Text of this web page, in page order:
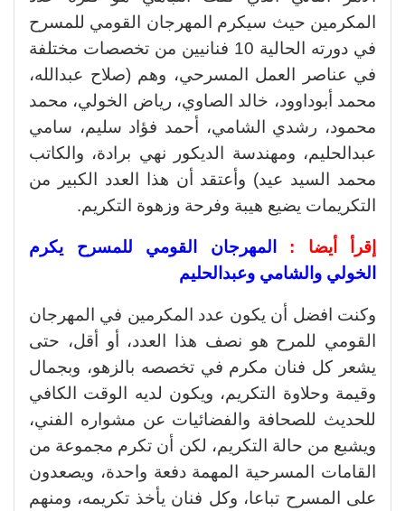
المكرمين حيث سيكرم المهرجان القومي للمسرح
في دورته الحالية 10 فنانيين من تخصصات مختلفة
في عناصر العمل المسرحي، وهم (صلاح عبدالله،
محمد أبوداوود، خالد الصاوي، رياض الخولي، محمد
محمود، رشدي الشامي، أحمد فؤاد سليم، سامي
عبدالحليم، ومهندسة الديكور نهي برادة، والكاتب
محمد السيد عيد) وأعتقد أن هذا العدد الكبير من
التكريمات يضيع هيبة وفرحة وزهوة التكريم.
إقرأ أيضا :
المهرجان القومي للمسرح يكرم
الخولي والشامي وعبدالحليم
وكنت افضل أن يكون عدد المكرمين في المهرجان
القومي للمرح هو نصف هذا العدد، أو أقل، حتى
يشعر كل فنان مكرم في تخصصه بالزهو، وبجمال
وقيمة وحلاوة التكريم، ويكون لديه الوقت الكافي
للحديث للصحافة والفضائيات عن مشواره الفني،
ويشبع من حالة التكريم، لكن أن تكرم مجموعة من
القامات المسرحية المهمة دفعة واحدة، ويصعدون
على المسرح تباعا، وكل فنان يأخذ تكريمه، ومنهم